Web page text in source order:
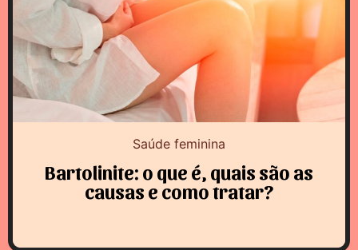
Saúde feminina
Bartolinite: o que é, quais são as
causas e como tratar?